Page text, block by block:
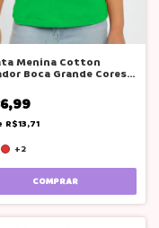
Menina Cotton
Boca Grande Cores
R$13,71
+2
COMPRAR